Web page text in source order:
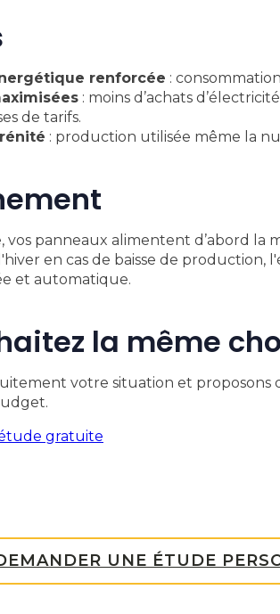
renforcée :
: moins d’achats
de tarifs.
: production utilisée même la
panneaux alimentent d’abord la
en cas de baisse de production,
et automatique.
la même
votre situation et proposons
gratuite
UNE ÉTUDE